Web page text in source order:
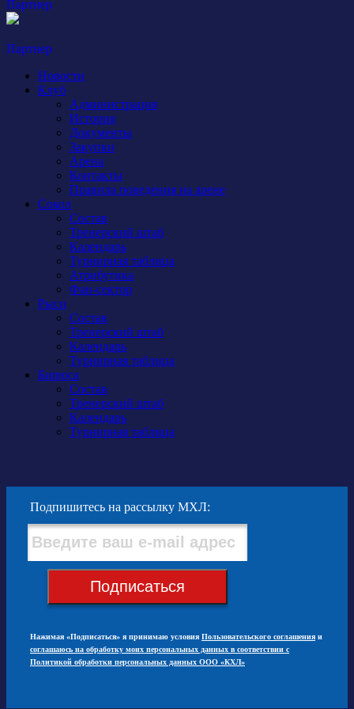
Партнер
Партнер
Новости
Клуб
Администрация
История
Документы
Закупки
Арена
Контакты
Правила поведения на арене
Сокол
Состав
Тренерский штаб
Календарь
Турнирная таблица
Атрибутика
Фан-сектор
Рыси
Состав
Тренерский штаб
Календарь
Турнирная таблица
Бирюса
Состав
Тренерский штаб
Календарь
Турнирная таблица
Подпишитесь на рассылку МХЛ:
Подписаться
Нажимая «Подписаться» я принимаю условия Пользовательского соглашения и
соглашаюсь на обработку моих персональных данных в соответствии с
Политикой обработки персональных данных ООО «КХЛ»